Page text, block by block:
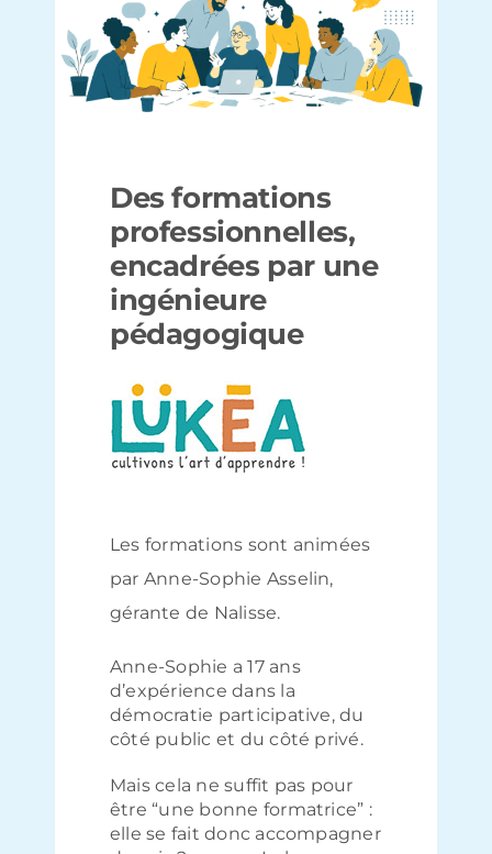
Des formations
professionnelles,
encadrées par une
ingénieure
pédagogique
Les formations sont animées
par Anne-Sophie Asselin,
gérante de Nalisse.
Anne-Sophie a 17 ans
d’expérience dans la
démocratie participative, du
côté public et du côté privé.
Mais cela ne suffit pas pour
être “une bonne formatrice” :
elle se fait donc accompagner